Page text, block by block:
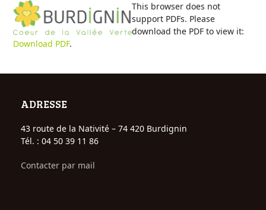
Skip
content
Open
mobile
menu
Close
mobile
menu
This browser does not
support PDFs. Please
download the PDF to view it:
Download PDF.
ADRESSE
43 route de la Nativité – 74 420 Burdignin
Tél. : 04 50 39 11 86
Contacter par mail